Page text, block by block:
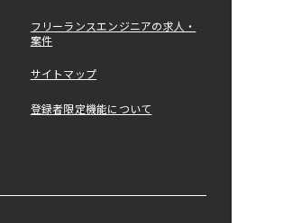
フリーランスエンジニアの求人・
案件
サイトマップ
登録者限定機能について